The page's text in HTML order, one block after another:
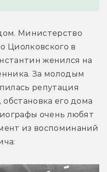
Министерство
Циолковского в
женился на
За молодым
репутация
его дома
очень любят
из воспоминаний